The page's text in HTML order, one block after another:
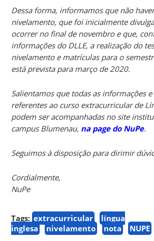
Dessa forma, informamos que não
nivelamento, que foi inicialmente
ocorrer no final de novembro e que,
informações do DLLE, a realização do
nivelamento e matrículas para o
está prevista para março de 2020.
Salientamos que todas as informações
referentes ao curso extracurricular de
podem ser acompanhadas no site
campus Blumenau, na page do NuPe.
Seguimos à disposição para dirimir
Cordialmente,
NuPe
Tags: extracurricular
língua
inglesa
nivelamento nota NUPE